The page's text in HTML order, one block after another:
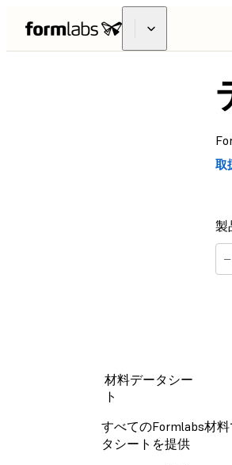
取
製
ご
タ
材料データシー
ト
すべてのFormlabs材
タシートを提供